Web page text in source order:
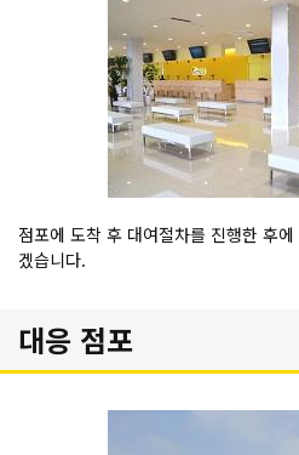
점포에 도착 후 대여절차를 진행한 후
겠습니다.
대응 점포